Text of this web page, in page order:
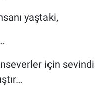
yaştaki,
için